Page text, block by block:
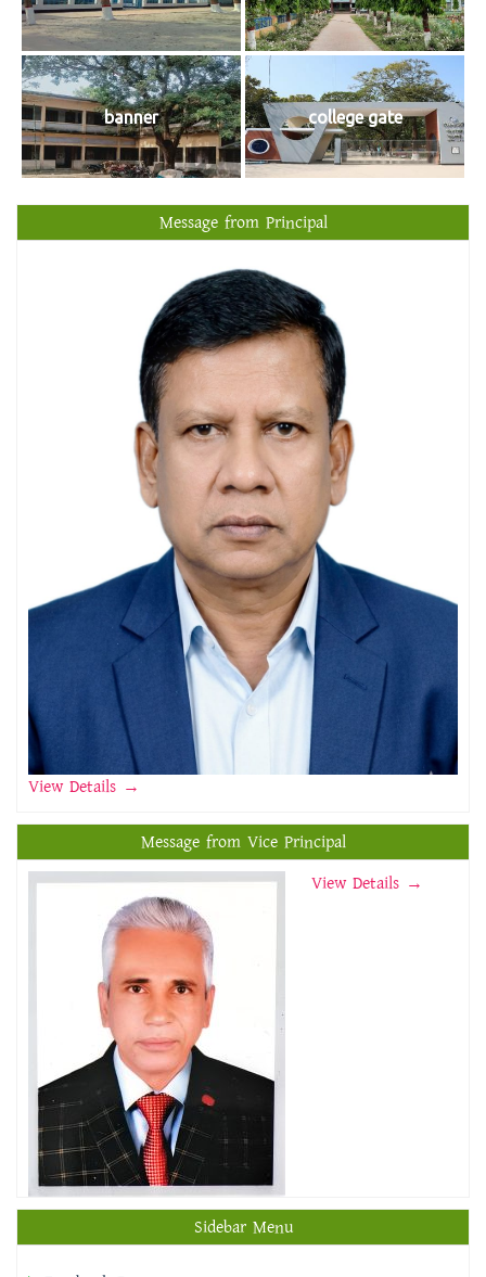
banner college gate
Message from Principal
View Details →
Message from Vice Principal
View Details →
Sidebar Menu